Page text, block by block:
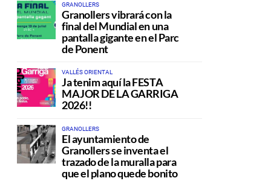
GRANOLLERS
Granollers vibrará con la
final del Mundial en una
pantalla gigante en el Parc
de Ponent
VALLÉS ORIENTAL
Ja tenim aquí la FESTA
MAJOR DE LA GARRIGA
2026!!
GRANOLLERS
El ayuntamiento de
Granollers se inventa el
trazado de la muralla para
que el plano quede bonito